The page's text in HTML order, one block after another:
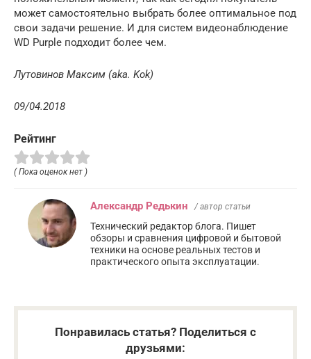
может самостоятельно выбрать более оптимальное под
свои задачи решение. И для систем видеонаблюдение
WD Purple подходит более чем.
Лутовинов Максим (aka. Kok)
09/04.2018
Рейтинг
( Пока оценок нет )
Александр Редькин / автор статьи
Технический редактор блога. Пишет
обзоры и сравнения цифровой и бытовой
техники на основе реальных тестов и
практического опыта эксплуатации.
Понравилась статья? Поделиться с
друзьями: